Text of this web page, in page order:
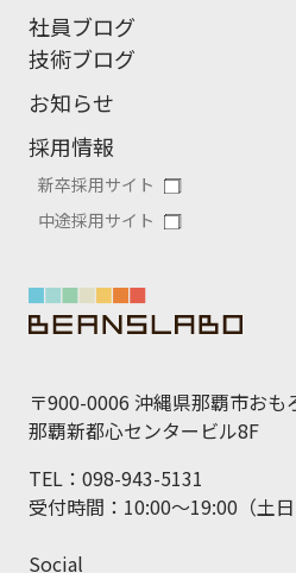
社員ブログ
技術ブログ
お知らせ
採用情報
新卒採用サイト
中途採用サイト
〒900-0006 沖縄県那覇市お
那覇新都心センタービル8F
TEL：098-943-5131
受付時間：10:00～19:00（土
Social